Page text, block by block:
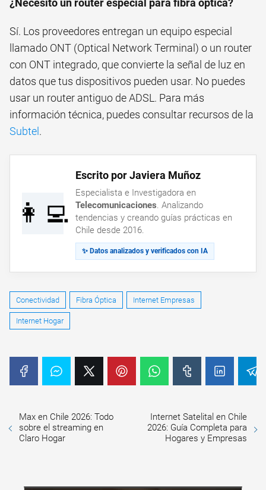
¿Necesito un router especial para fibra óptica?
Sí. Los proveedores entregan un equipo especial
llamado ONT (Optical Network Terminal) o un router
con ONT integrado, que convierte la señal de luz en
datos que tus dispositivos pueden usar. No puedes
usar un router antiguo de ADSL. Para más
información técnica, puedes consultar recursos de la
Subtel.
👩‍💻
Escrito por Javiera Muñoz
Especialista e Investigadora en
Telecomunicaciones. Analizando
tendencias y creando guías prácticas en
Chile desde 2016.
✨ Datos analizados y verificados con IA
Conectividad Fibra Óptica Internet Empresas
Internet Hogar
Max en Chile 2026: Todo
sobre el streaming en
Claro Hogar
Internet Satelital en Chile
2026: Guía Completa para
Hogares y Empresas